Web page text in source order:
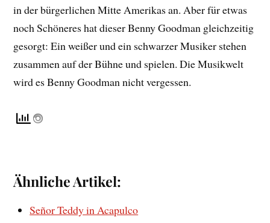
in der bürgerlichen Mitte Amerikas an. Aber für etwas
noch Schöneres hat dieser Benny Goodman gleichzeitig
gesorgt: Ein weißer und ein schwarzer Musiker stehen
zusammen auf der Bühne und spielen. Die Musikwelt
wird es Benny Goodman nicht vergessen.
Ähnliche Artikel:
Señor Teddy in Acapulco